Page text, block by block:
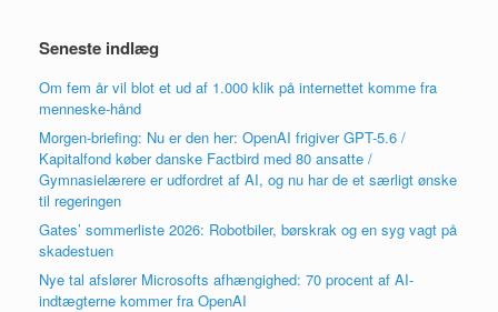
Seneste indlæg
Om fem år vil blot et ud af 1.000 klik på internettet komme fra
menneske-hånd
Morgen-briefing: Nu er den her: OpenAI frigiver GPT-5.6 /
Kapitalfond køber danske Factbird med 80 ansatte /
Gymnasielærere er udfordret af AI, og nu har de et særligt ønske
til regeringen
Gates’ sommerliste 2026: Robotbiler, børskrak og en syg vagt på
skadestuen
Nye tal afslører Microsofts afhængighed: 70 procent af AI-
indtægterne kommer fra OpenAI